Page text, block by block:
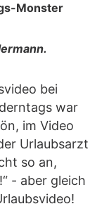
Monster
bei
war
im Video
Urlaubsarzt
so an,
- aber gleich